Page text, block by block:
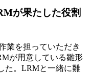
が果たした役割
業を担っていただき
が用意している雛形
た。LRMと一緒に雛